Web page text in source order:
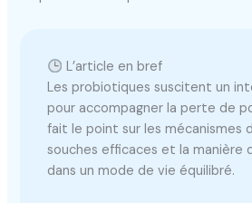
L’article en bref
Les probiotiques suscitent un
pour accompagner la perte de
fait le point sur les mécanismes
souches efficaces et la manière
dans un mode de vie équilibré.